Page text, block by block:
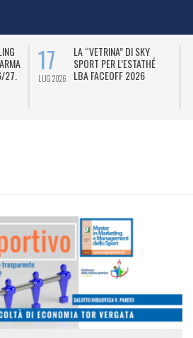
27.
17
LUG 2026
LA “VETRINA” DI SKY
SPORT PER L’ESTATHÉ
LBA FACEOFF 2026